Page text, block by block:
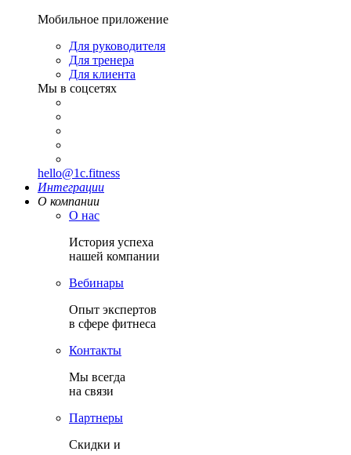
Мобильное приложение
Для руководителя
Для тренера
Для клиента
Мы в соцсетях
hello@1c.fitness
Интеграции
О компании
О нас
История успеха
нашей компании
Вебинары
Опыт экспертов
в сфере фитнеса
Контакты
Мы всегда
на связи
Партнеры
Скидки и